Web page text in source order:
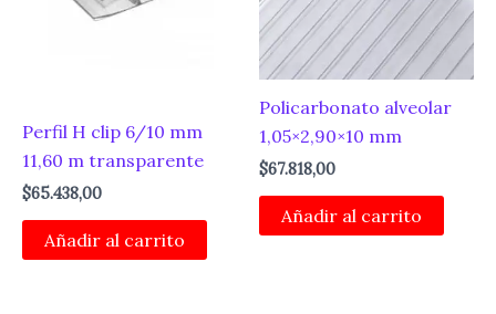
Perfil H clip 6/10 mm
11,60 m transparente
$65.438,00
Añadir al carrito
Policarbonato alveolar
1,05×2,90×10 mm
$67.818,00
Añadir al carrito